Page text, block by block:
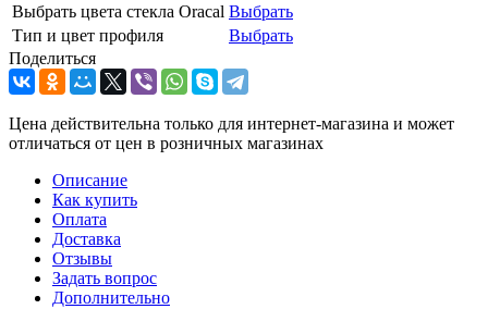
Выбрать цвета стекла Oracal Выбрать
Тип и цвет профиля
Выбрать
Поделиться
Цена действительна только для интернет-магазина и может
отличаться от цен в розничных магазинах
Описание
Как купить
Оплата
Доставка
Отзывы
Задать вопрос
Дополнительно